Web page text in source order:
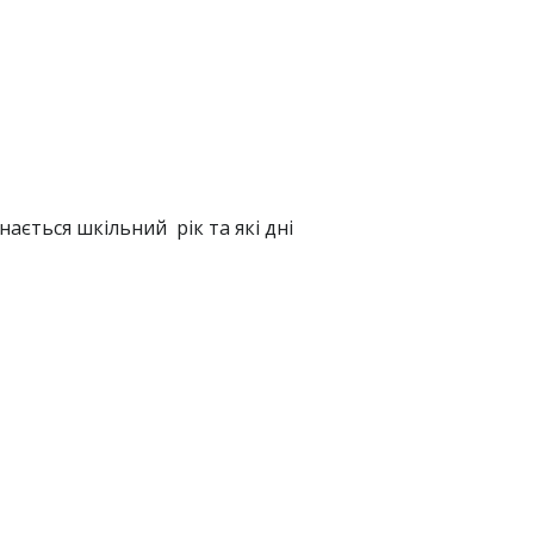
шкільний рік та які дні